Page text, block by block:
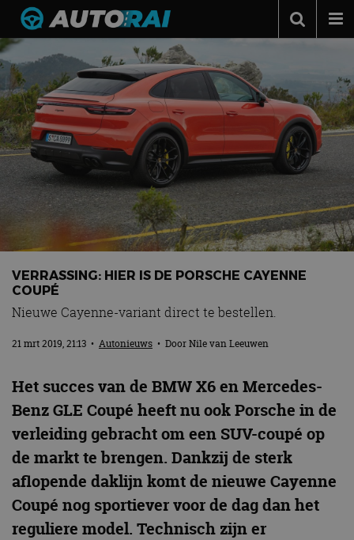
Autonieuws
Podcast
Autotests
Automerken
Adverteren
Contact
MotorRAI.nl
VERRASSING: HIER IS DE PORSCHE CAYENNE
COUPÉ
Nieuwe Cayenne-variant direct te bestellen.
21 mrt 2019, 21:13 • Autonieuws • DoorNile van Leeuwen
Het succes van de BMW X6 en Mercedes-
Benz GLE Coupé heeft nu ook Porsche in de
verleiding gebracht om een SUV-coupé op
de markt te brengen. Dankzij de sterk
aflopende daklijn komt de nieuwe Cayenne
Coupé nog sportiever voor de dag dan het
reguliere model. Technisch zijn er